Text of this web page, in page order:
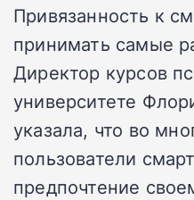
Привязанность к
принимать самые
Директор курсов
университете
указала, что во
пользователи
предпочтение